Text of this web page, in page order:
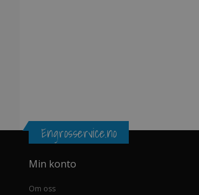
Engrosservice.no
Min konto
Om oss